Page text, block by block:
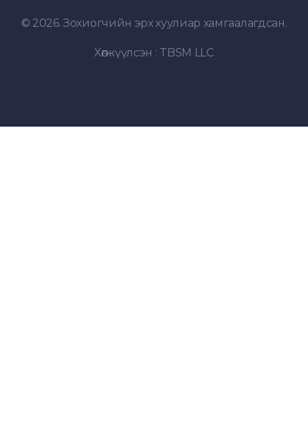
© 2026. Зохиогчийн эрх хуулиар хамгаалагдсан.
Хөгжүүлсэн : TBSM LLC